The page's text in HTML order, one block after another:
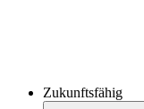
Zukunftsfähig